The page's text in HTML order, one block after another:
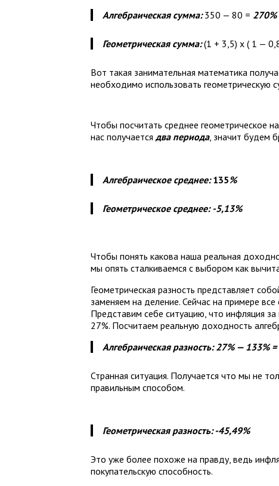
Алгебраическая сумма:350 — 80 = 270%
Геометрическая сумма:(1 + 3,5) х ( 1 —
Вот такая занимательная математика
необходимо использовать геометрическую
Чтобы посчитать среднее геометрическое
нас получается два периода, значит будем
Алгебраическое среднее: 135%
Геометрическое среднее: -5,13%
Чтобы понять какова наша реальная
мы опять сталкиваемся с выбором как
Геометрическая разность представляет
заменяем на деление. Сейчас на примере все
Представим себе ситуацию, что инфляция
27%. Посчитаем реальную доходность
Алгебраическая разность: 27% — 133%
Странная ситуация. Получается что мы не
правильным способом.
Геометрическая разность: -45,49%
Это уже более похоже на правду, ведь
покупательскую способность.